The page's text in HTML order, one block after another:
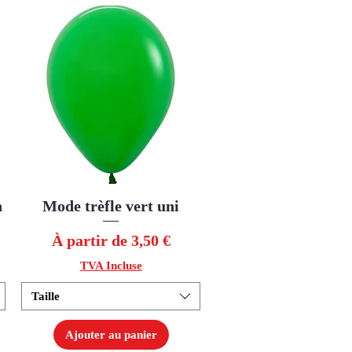
Aperçu rapide
Mode trèfle vert uni
À partir de 3,50 €
Prix promotionnel
TVA Incluse
Taille
Ajouter au panier